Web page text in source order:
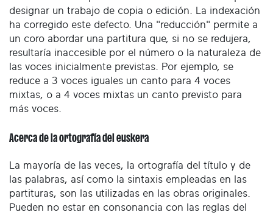
designar un trabajo de copia o edición. La indexación
ha corregido este defecto. Una "reducción" permite a
un coro abordar una partitura que, si no se redujera,
resultaría inaccesible por el número o la naturaleza de
las voces inicialmente previstas. Por ejemplo, se
reduce a 3 voces iguales un canto para 4 voces
mixtas, o a 4 voces mixtas un canto previsto para
más voces.
Acerca de la ortografía del euskera
La mayoría de las veces, la ortografía del título y de
las palabras, así como la sintaxis empleadas en las
partituras, son las utilizadas en las obras originales.
Pueden no estar en consonancia con las reglas del